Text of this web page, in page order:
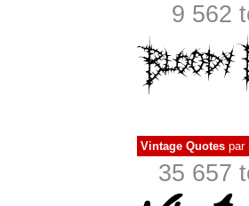
9 562
Vintage Quotes par
35 657